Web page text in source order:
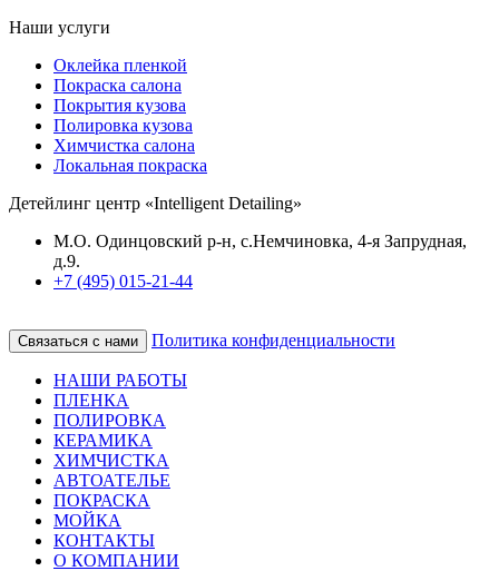
Наши услуги
Оклейка пленкой
Покраска салона
Покрытия кузова
Полировка кузова
Химчистка салона
Локальная покраска
Детейлинг центр «Intelligent Detailing»
М.О. Одинцовский р-н, с.Немчиновка, 4-я Запрудная,
д.9.
+7 (495) 015-21-44
Связаться с нами Политика конфиденциальности
НАШИ РАБОТЫ
ПЛЕНКА
ПОЛИРОВКА
КЕРАМИКА
ХИМЧИСТКА
АВТОАТЕЛЬЕ
ПОКРАСКА
МОЙКА
КОНТАКТЫ
О КОМПАНИИ